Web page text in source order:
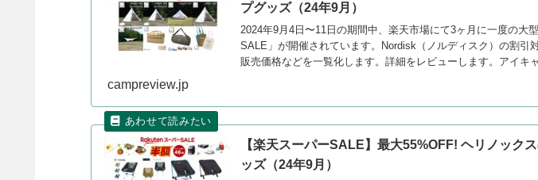
プグッズ（24年9月）
2024年9月4日〜11日の期間中、楽天市場にて3ヶ月に一度の大
SALE」が開催されています。Nordisk（ノルディスク）の割引
販売価格などを一覧化します。詳細をレビューします。アイキ
campreview.jp
【楽天スーパーSALE】最大55%OFF! ヘリノック
ッズ（24年9月）